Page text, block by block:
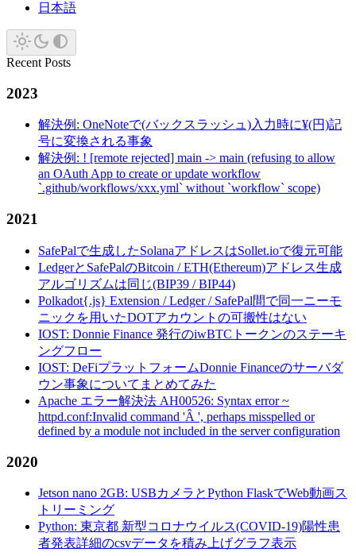
日本語
Recent Posts
2023
解決例: OneNoteで(バックスラッシュ)入力時に¥(円)記
号に変換される事象
解決例: ! [remote rejected] main -> main (refusing to allow
an OAuth App to create or update workflow
`.github/workflows/xxx.yml` without `workflow` scope)
2021
SafePalで生成したSolanaアドレスはSollet.ioで復元可能
LedgerとSafePalのBitcoin / ETH(Ethereum)アドレス生成
アルゴリズムは同じ(BIP39 / BIP44)
Polkadot{.js} Extension / Ledger / SafePal間で同一ニーモ
ニックを用いたDOTアカウントの可搬性はない
IOST: Donnie Finance 発行のiwBTCトークンのステーキ
ングフロー
IOST: DeFiプラットフォームDonnie Financeのサーバダ
ウン事象についてまとめてみた
Apache エラー解決法 AH00526: Syntax error ~
httpd.conf:Invalid command 'Â ', perhaps misspelled or
defined by a module not included in the server configuration
2020
Jetson nano 2GB: USBカメラとPython FlaskでWeb動画ス
トリーミング
Python: 東京都 新型コロナウイルス(COVID-19)陽性患
者発表詳細のcsvデータを積み上げグラフ表示